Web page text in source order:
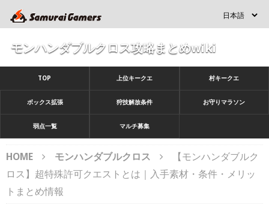
モンハンダブルクロス攻略まとめwiki
TOP 上位キークエ 村キークエ
ボックス拡張 狩技解放条件 お守りマラソン
弱点一覧 マルチ募集
HOME モンハンダブルクロス
【モンハンダブルク
ロス】超特殊許可クエストとは｜入手素材・条件・メリッ
トまとめ情報